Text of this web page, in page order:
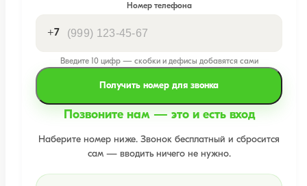
Номер телефона
+7
Введите 10 цифр — скобки и дефисы добавятся сами
Получить номер для звонка
Позвоните нам — это и есть вход
Наберите номер ниже. Звонок бесплатный и сбросится
сам — вводить ничего не нужно.